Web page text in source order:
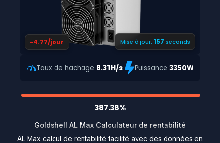
-4.77/jour Mise à jour: 156 seconds
Taux de hachage 8.3TH/s Puissance 3350W
387.38%
Goldshell AL Max Calculateur de rentabilité
AL Max calcul de rentabilité facilité avec des données en